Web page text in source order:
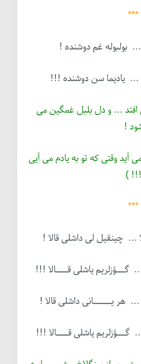
***
بولبوله غم دوشنده !
... یادیما سن دوشنده !!!
افتد ... و دل بلبل غمگین می
!
وقتی که تو به یادم می آیی
!!! )
***
... چینقیل لی داشلی قالا !
گـــؤزلریم یاشلی قــــالا !!!
... هر یــــــانی داشلی قالا !
گـــؤزلریم یاشلی قــــالا !!!